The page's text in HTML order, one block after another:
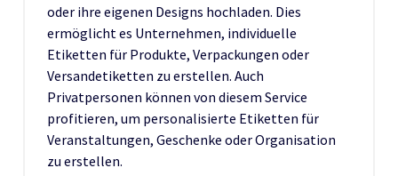
oder ihre eigenen Designs hochladen. Dies
ermöglicht es Unternehmen, individuelle
Etiketten für Produkte, Verpackungen oder
Versandetiketten zu erstellen. Auch
Privatpersonen können von diesem Service
profitieren, um personalisierte Etiketten für
Veranstaltungen, Geschenke oder Organisation
zu erstellen.